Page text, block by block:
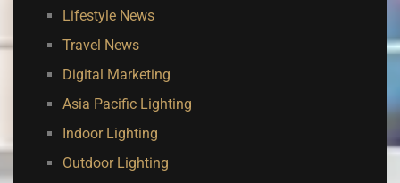
Lifestyle News
Travel News
Digital Marketing
Asia Pacific Lighting
Indoor Lighting
Outdoor Lighting